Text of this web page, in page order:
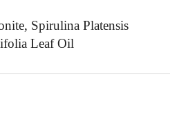
Spirulina Platensis
Leaf Oil